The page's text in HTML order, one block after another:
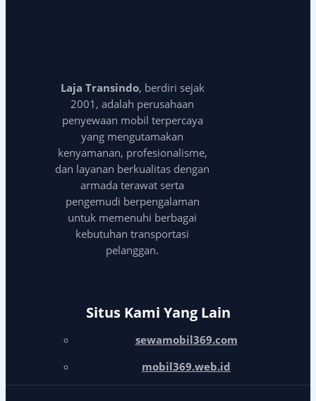
Laja Transindo, berdiri sejak
2001, adalah perusahaan
penyewaan mobil terpercaya
yang mengutamakan
kenyamanan, profesionalisme,
dan layanan berkualitas dengan
armada terawat serta
pengemudi berpengalaman
untuk memenuhi berbagai
kebutuhan transportasi
pelanggan.
Situs Kami Yang Lain
sewamobil369.com
mobil369.web.id